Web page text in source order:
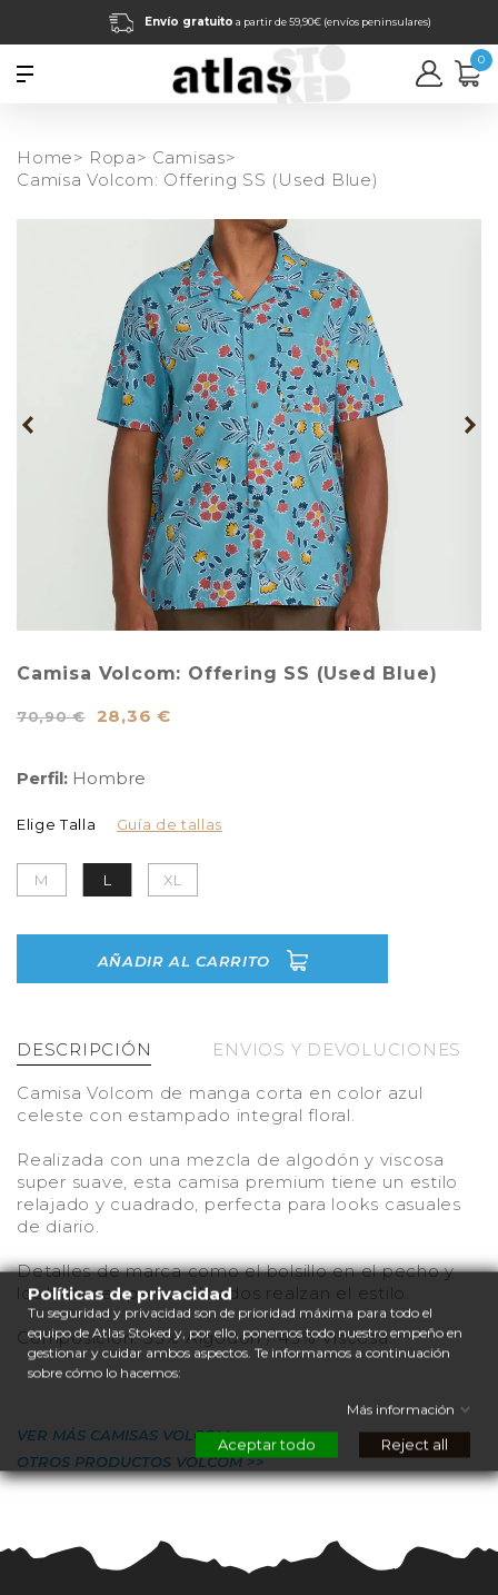
Envío gratuito a partir de 59,90€ (envíos peninsulares)
0
Home> Ropa> Camisas>
Camisa Volcom: Offering SS (Used Blue)
Camisa Volcom: Offering SS (Used Blue)
70,90 € 28,36 €
Perfil: Hombre
Elige Talla Guía de tallas
M L XL
AÑADIR AL CARRITO
DESCRIPCIÓN ENVIOS Y DEVOLUCIONES
Camisa Volcom de manga corta en color azul
celeste con estampado integral floral.
Realizada con una mezcla de algodón y viscosa
super suave, esta camisa premium tiene un estilo
relajado y cuadrado, perfecta para looks casuales
de diario.
Detalles de marca como el bolsillo en el pecho y
los botones personalizados realzan el estilo.
Composición: 55% Algodón / 45% Viscosa.
VER MÁS CAMISAS VOLCOM >>
OTROS PRODUCTOS VOLCOM >>
Políticas de privacidad
Tu seguridad y privacidad son de prioridad máxima para todo el
equipo de Atlas Stoked y, por ello, ponemos todo nuestro empeño en
gestionar y cuidar ambos aspectos. Te informamos a continuación
sobre cómo lo hacemos:
Más información
Aceptar todo Reject all